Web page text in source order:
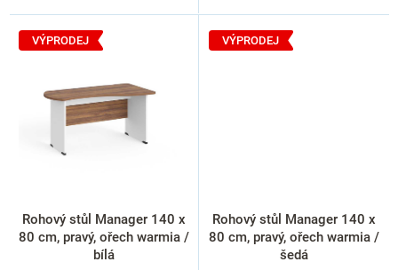
VÝPRODEJ
Rohový stůl Manager 140 x
80 cm, pravý, ořech warmia /
bílá
VÝPRODEJ
Rohový stůl Manager 140 x
80 cm, pravý, ořech warmia /
šedá